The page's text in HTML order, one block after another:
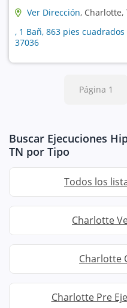
Ver Dirección, Charlotte,
, 1 Bañ, 863 pies
37036
Página 1
Buscar Ejecuciones
TN por Tipo
Todos los
Charlotte
Charlotte
Charlotte Pre